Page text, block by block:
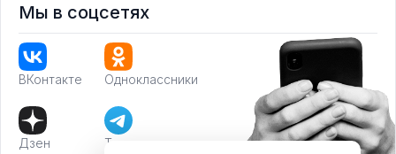
Мы в соцсетях
ВКонтакте Одноклассники
Дзен Телеграм